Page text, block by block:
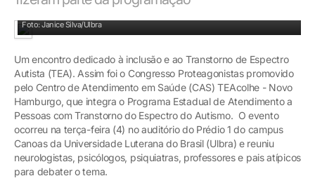
Foto: Janice Silva/Ulbra
Um encontro dedicado à inclusão e ao Transtorno de Espectro
Autista (TEA). Assim foi o Congresso Proteagonistas promovido
pelo Centro de Atendimento em Saúde (CAS) TEAcolhe - Novo
Hamburgo, que integra o Programa Estadual de Atendimento a
Pessoas com Transtorno do Espectro do Autismo. O evento
ocorreu na terça-feira (4) no auditório do Prédio 1 do campus
Canoas da Universidade Luterana do Brasil (Ulbra) e reuniu
neurologistas, psicólogos, psiquiatras, professores e pais atípicos
para debater o tema.